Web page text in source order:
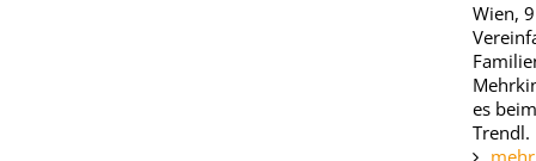
Wien,
es
Trendl.
mehr